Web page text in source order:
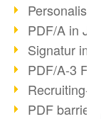
PDF/A in
Signatur im
PDF/A-3
Recruiting-
PDF